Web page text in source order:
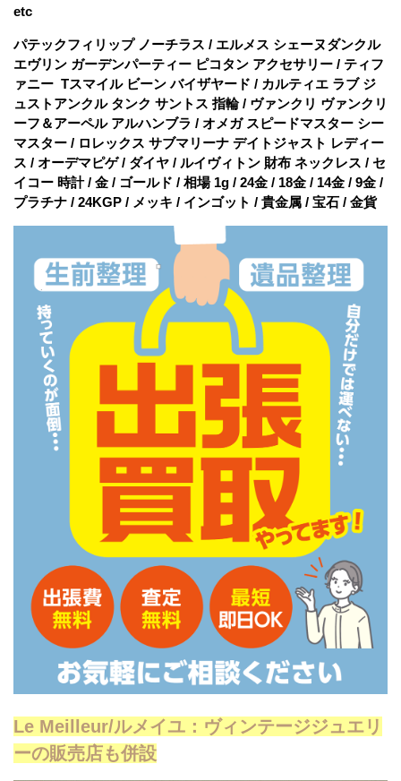
etc
パテックフィリップ ノーチラス / エルメス シェーヌダンクル
エヴリン ガーデンパーティー ピコタン アクセサリー / ティフ
ァニー Tスマイル ビーン バイザヤード / カルティエ ラブ ジ
ュストアンクル タンク サントス 指輪 / ヴァンクリ ヴァンクリ
ーフ＆アーペル アルハンブラ / オメガ スピードマスター シー
マスター / ロレックス サブマリーナ デイトジャスト レディー
ス / オーデマピゲ / ダイヤ / ルイヴィトン 財布 ネックレス / セ
イコー 時計 / 金 / ゴールド / 相場 1g / 24金 / 18金 / 14金 / 9金 /
プラチナ / 24KGP / メッキ / インゴット / 貴金属 / 宝石 / 金貨
Le Meilleur/ルメイユ：ヴィンテージジュエリ
ーの販売店も併設